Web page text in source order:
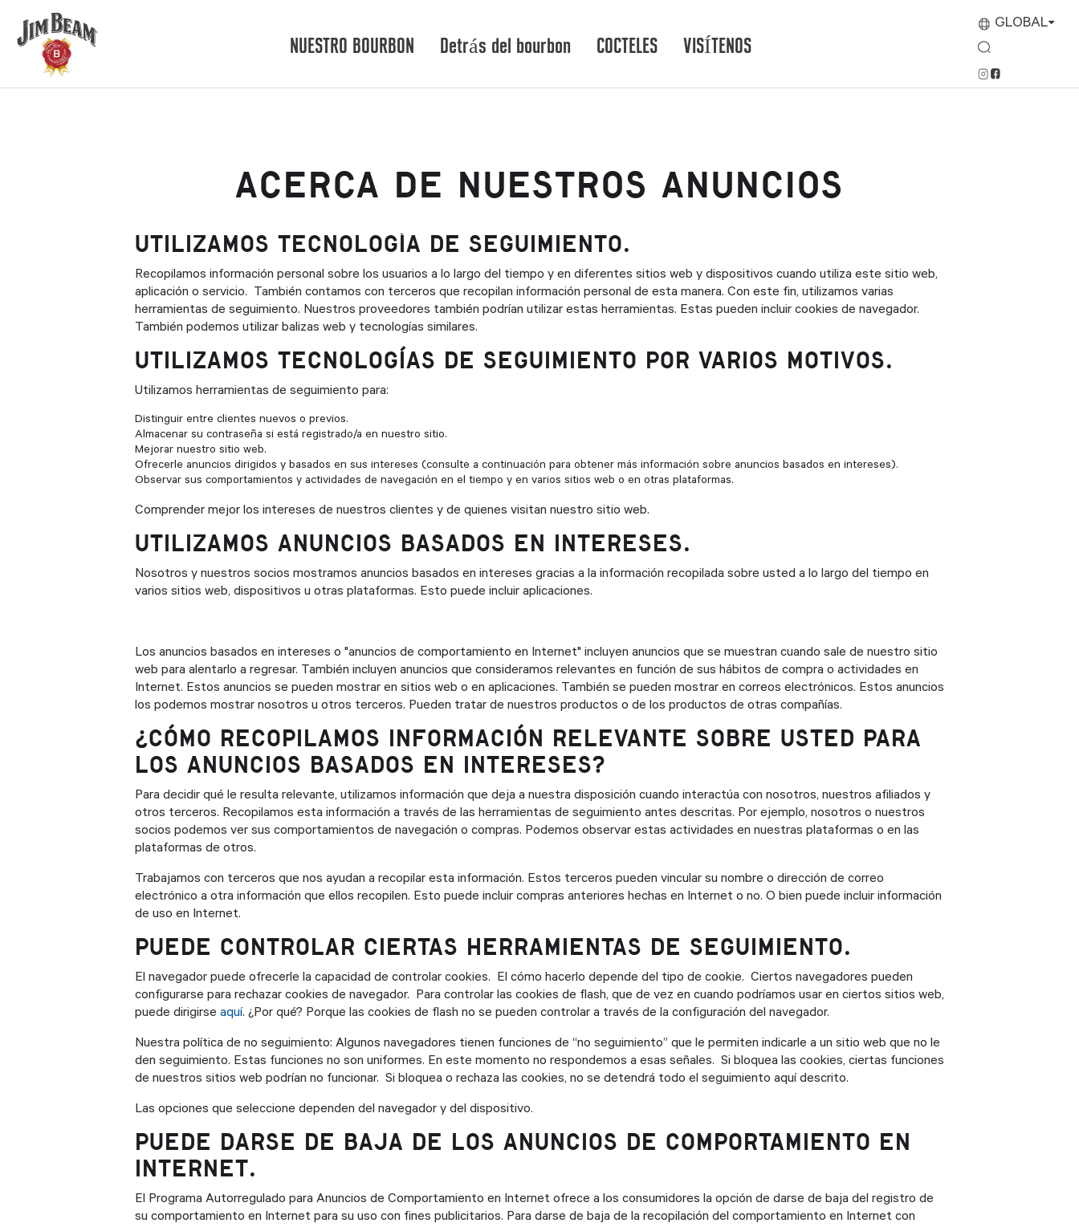
main
NUESTRO BOURBON Detrás del bourbon COCTELES VISÍTENOS
GLOBAL
ACERCA DE NUESTROS ANUNCIOS
UTILIZAMOS TECNOLOGÍA DE SEGUIMIENTO.
Recopilamos información personal sobre los usuarios a lo largo del tiempo y en diferentes sitios web y dispositivos cuando utiliza este sitio web,
aplicación o servicio. También contamos con terceros que recopilan información personal de esta manera. Con este fin, utilizamos varias
herramientas de seguimiento. Nuestros proveedores también podrían utilizar estas herramientas. Estas pueden incluir cookies de navegador.
También podemos utilizar balizas web y tecnologías similares.
UTILIZAMOS TECNOLOGÍAS DE SEGUIMIENTO POR VARIOS MOTIVOS.
Utilizamos herramientas de seguimiento para:
Distinguir entre clientes nuevos o previos.
Almacenar su contraseña si está registrado/a en nuestro sitio.
Mejorar nuestro sitio web.
Ofrecerle anuncios dirigidos y basados en sus intereses (consulte a continuación para obtener más información sobre anuncios basados en intereses).
Observar sus comportamientos y actividades de navegación en el tiempo y en varios sitios web o en otras plataformas.
Comprender mejor los intereses de nuestros clientes y de quienes visitan nuestro sitio web.
UTILIZAMOS ANUNCIOS BASADOS EN INTERESES.
Nosotros y nuestros socios mostramos anuncios basados en intereses gracias a la información recopilada sobre usted a lo largo del tiempo en
varios sitios web, dispositivos u otras plataformas. Esto puede incluir aplicaciones.
Los anuncios basados en intereses o "anuncios de comportamiento en Internet" incluyen anuncios que se muestran cuando sale de nuestro sitio
web para alentarlo a regresar. También incluyen anuncios que consideramos relevantes en función de sus hábitos de compra o actividades en
Internet. Estos anuncios se pueden mostrar en sitios web o en aplicaciones. También se pueden mostrar en correos electrónicos. Estos anuncios
los podemos mostrar nosotros u otros terceros. Pueden tratar de nuestros productos o de los productos de otras compañías.
¿CÓMO RECOPILAMOS INFORMACIÓN RELEVANTE SOBRE USTED PARA
LOS ANUNCIOS BASADOS EN INTERESES?
Para decidir qué le resulta relevante, utilizamos información que deja a nuestra disposición cuando interactúa con nosotros, nuestros afiliados y
otros terceros. Recopilamos esta información a través de las herramientas de seguimiento antes descritas. Por ejemplo, nosotros o nuestros
socios podemos ver sus comportamientos de navegación o compras. Podemos observar estas actividades en nuestras plataformas o en las
plataformas de otros.
Trabajamos con terceros que nos ayudan a recopilar esta información. Estos terceros pueden vincular su nombre o dirección de correo
electrónico a otra información que ellos recopilen. Esto puede incluir compras anteriores hechas en Internet o no. O bien puede incluir información
de uso en Internet.
PUEDE CONTROLAR CIERTAS HERRAMIENTAS DE SEGUIMIENTO.
El navegador puede ofrecerle la capacidad de controlar cookies. El cómo hacerlo depende del tipo de cookie. Ciertos navegadores pueden
configurarse para rechazar cookies de navegador. Para controlar las cookies de flash, que de vez en cuando podríamos usar en ciertos sitios web,
puede dirigirse aquí. ¿Por qué? Porque las cookies de flash no se pueden controlar a través de la configuración del navegador.
Nuestra política de no seguimiento: Algunos navegadores tienen funciones de “no seguimiento” que le permiten indicarle a un sitio web que no le
den seguimiento. Estas funciones no son uniformes. En este momento no respondemos a esas señales. Si bloquea las cookies, ciertas funciones
de nuestros sitios web podrían no funcionar. Si bloquea o rechaza las cookies, no se detendrá todo el seguimiento aquí descrito.
Las opciones que seleccione dependen del navegador y del dispositivo.
PUEDE DARSE DE BAJA DE LOS ANUNCIOS DE COMPORTAMIENTO EN
INTERNET.
El Programa Autorregulado para Anuncios de Comportamiento en Internet ofrece a los consumidores la opción de darse de baja del registro de
su comportamiento en Internet para su uso con fines publicitarios. Para darse de baja de la recopilación del comportamiento en Internet con